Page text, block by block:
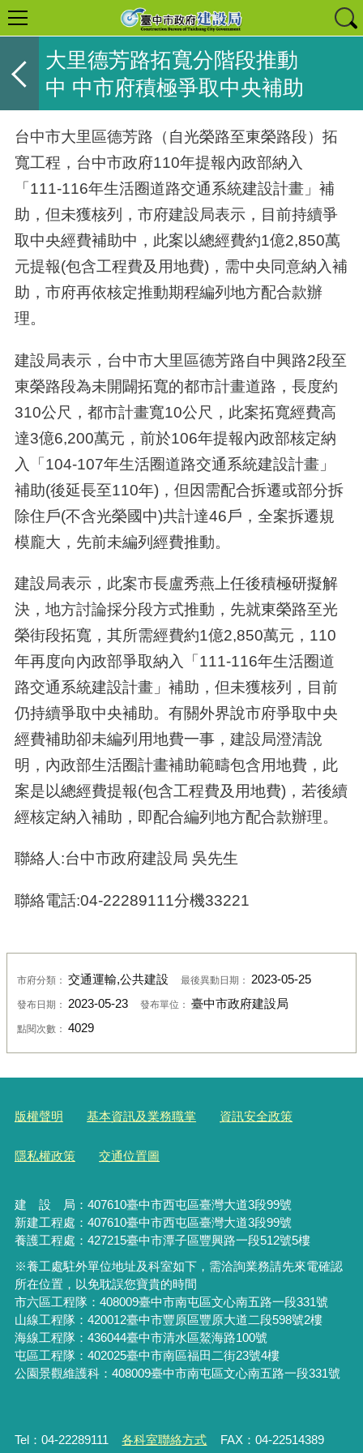
大里德芳路拓寬分階段推動
中 中市府積極爭取中央補助
台中市大里區德芳路（自光榮路至東榮路段）拓
寬工程，台中市政府110年提報內政部納入
「111-116年生活圈道路交通系統建設計畫」補
助，但未獲核列，市府建設局表示，目前持續爭
取中央經費補助中，此案以總經費約1億2,850萬
元提報(包含工程費及用地費)，需中央同意納入補
助，市府再依核定推動期程編列地方配合款辦
理。
建設局表示，台中市大里區德芳路自中興路2段至
東榮路段為未開闢拓寬的都市計畫道路，長度約
310公尺，都市計畫寬10公尺，此案拓寬經費高
達3億6,200萬元，前於106年提報內政部核定納
入「104-107年生活圈道路交通系統建設計畫」
補助(後延長至110年)，但因需配合拆遷或部分拆
除住戶(不含光榮國中)共計達46戶，全案拆遷規
模龐大，先前未編列經費推動。
建設局表示，此案市長盧秀燕上任後積極研擬解
決，地方討論採分段方式推動，先就東榮路至光
榮街段拓寬，其所需經費約1億2,850萬元，110
年再度向內政部爭取納入「111-116年生活圈道
路交通系統建設計畫」補助，但未獲核列，目前
仍持續爭取中央補助。有關外界說市府爭取中央
經費補助卻未編列用地費一事，建設局澄清說
明，內政部生活圈計畫補助範疇包含用地費，此
案是以總經費提報(包含工程費及用地費)，若後續
經核定納入補助，即配合編列地方配合款辦理。
聯絡人:台中市政府建設局 吳先生
聯絡電話:04-22289111分機33221
市府分類： 交通運輸,公共建設 最後異動日期： 2023-05-25
發布日期： 2023-05-23 發布單位： 臺中市政府建設局
點閱次數： 4029
版權聲明 基本資訊及業務職掌 資訊安全政策
隱私權政策 交通位置圖
建 設 局： 407610臺中市西屯區臺灣大道3段99號
新建工程處：407610臺中市西屯區臺灣大道3段99號
養護工程處：427215臺中市潭子區豐興路一段512號5樓
※養工處駐外單位地址及科室如下，需洽詢業務請先來電確認
所在位置，以免耽誤您寶貴的時間
市六區工程隊：408009臺中市南屯區文心南五路一段331號
山線工程隊：420012臺中市豐原區豐原大道二段598號2樓
海線工程隊：436044臺中市清水區鰲海路100號
屯區工程隊：402025臺中市南區福田二街23號4樓
公園景觀維護科：408009臺中市南屯區文心南五路一段331號
Tel：04-22289111 各科室聯絡方式 FAX：04-22514389